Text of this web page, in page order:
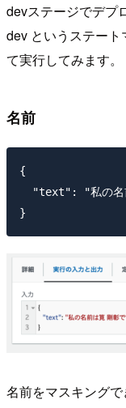
devステージでデプ
dev というステー
て実行してみます。
名前
{
"text": "私の名
名前をマスキングで